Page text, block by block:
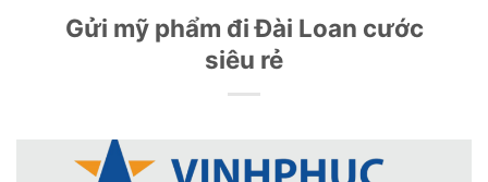
Gửi mỹ phẩm đi Đài Loan cước
siêu rẻ